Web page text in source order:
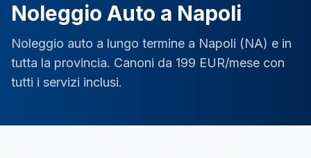
Noleggio Auto a Napoli
Noleggio auto a lungo termine a Napoli (NA) e in
tutta la provincia. Canoni da 199 EUR/mese con
tutti i servizi inclusi.